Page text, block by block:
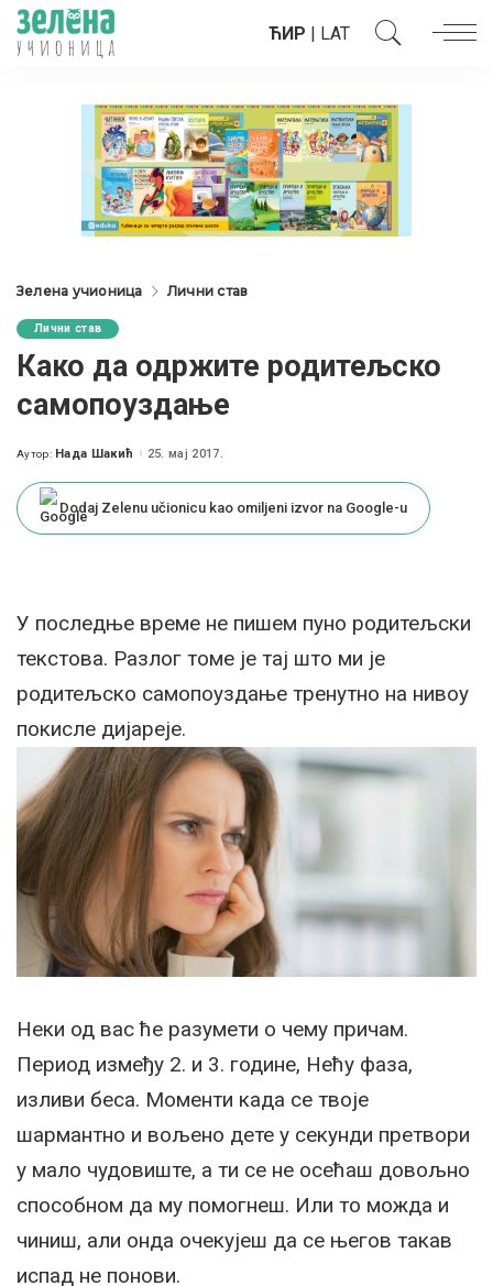
ЋИР | LAT
Зелена учионица Лични став
Лични став
Како да одржите родитељско
самопоуздање
Posted
Аутор: Нада Шакић 25. мај 2017.
Dodaj Zelenu učionicu kao omiljeni izvor na Google-u
У последње време не пишем пуно родитељски
текстова. Разлог томе је тај што ми је
родитељско самопоуздање тренутно на нивоу
покисле дијареје.
Неки од вас ће разумети о чему причам.
Период између 2. и 3. године, Нећу фаза,
изливи беса. Моменти када се твоје
шармантно и вољено дете у секунди претвори
у мало чудовиште, а ти се не осећаш довољно
способном да му помогнеш. Или то можда и
чиниш, али онда очекујеш да се његов такав
испад не понови.